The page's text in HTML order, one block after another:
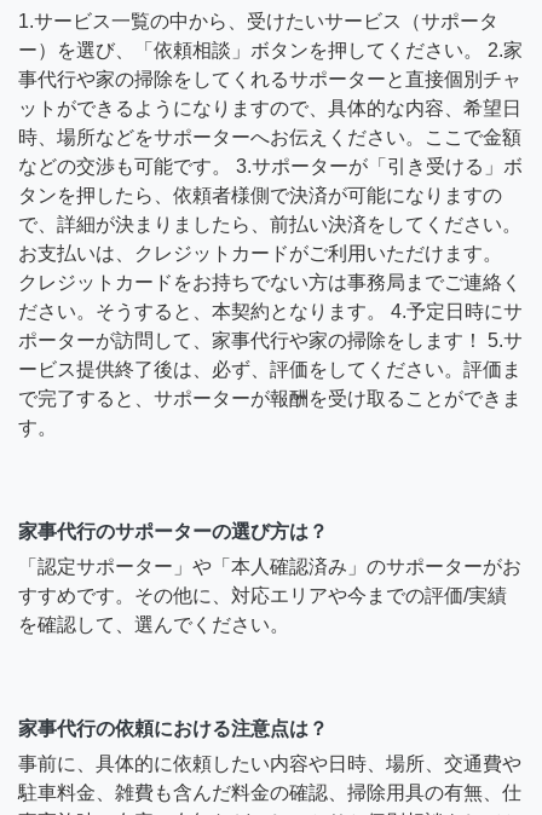
1.サービス一覧の中から、受けたいサービス（サポータ
ー）を選び、「依頼相談」ボタンを押してください。 2.家
事代行や家の掃除をしてくれるサポーターと直接個別チャ
ットができるようになりますので、具体的な内容、希望日
時、場所などをサポーターへお伝えください。ここで金額
などの交渉も可能です。 3.サポーターが「引き受ける」ボ
タンを押したら、依頼者様側で決済が可能になりますの
で、詳細が決まりましたら、前払い決済をしてください。
お支払いは、クレジットカードがご利用いただけます。
クレジットカードをお持ちでない方は事務局までご連絡く
ださい。そうすると、本契約となります。 4.予定日時にサ
ポーターが訪問して、家事代行や家の掃除をします！ 5.サ
ービス提供終了後は、必ず、評価をしてください。評価ま
で完了すると、サポーターが報酬を受け取ることができま
す。
家事代行のサポーターの選び方は？
「認定サポーター」や「本人確認済み」のサポーターがお
すすめです。その他に、対応エリアや今までの評価/実績
を確認して、選んでください。
家事代行の依頼における注意点は？
事前に、具体的に依頼したい内容や日時、場所、交通費や
駐車料金、雑費も含んだ料金の確認、掃除用具の有無、仕